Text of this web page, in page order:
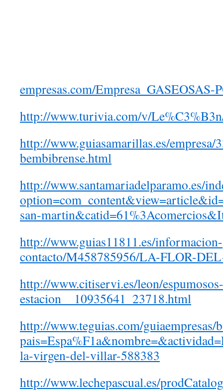
empresas.com/Empresa_GASEOSAS-
http://www.turivia.com/v/
http://www.guiasamarillas.es/empresa/
bembibrense.html
http://www.santamariadelparamo.es/
san-
http://www.guias11811.es/informacion-
contacto/M458785956/LA-FLOR-
http://www.citiservi.es/leon/
estacion__10935641_23718.html
http://www.teguias.com/guiaempresas/
la-virgen-del-villar-588383
http://www.lechepascual.es/